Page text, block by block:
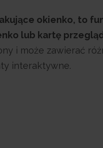
okienko, to
lub kartę
i może zawierać
interaktywne.